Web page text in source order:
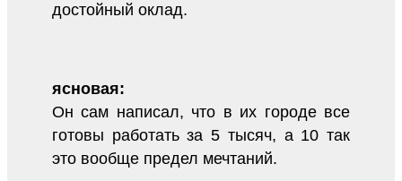
достойный оклад.
ясновая:
Он сам написал, что в их городе все
готовы работать за 5 тысяч, а 10 так
это вообще предел мечтаний.